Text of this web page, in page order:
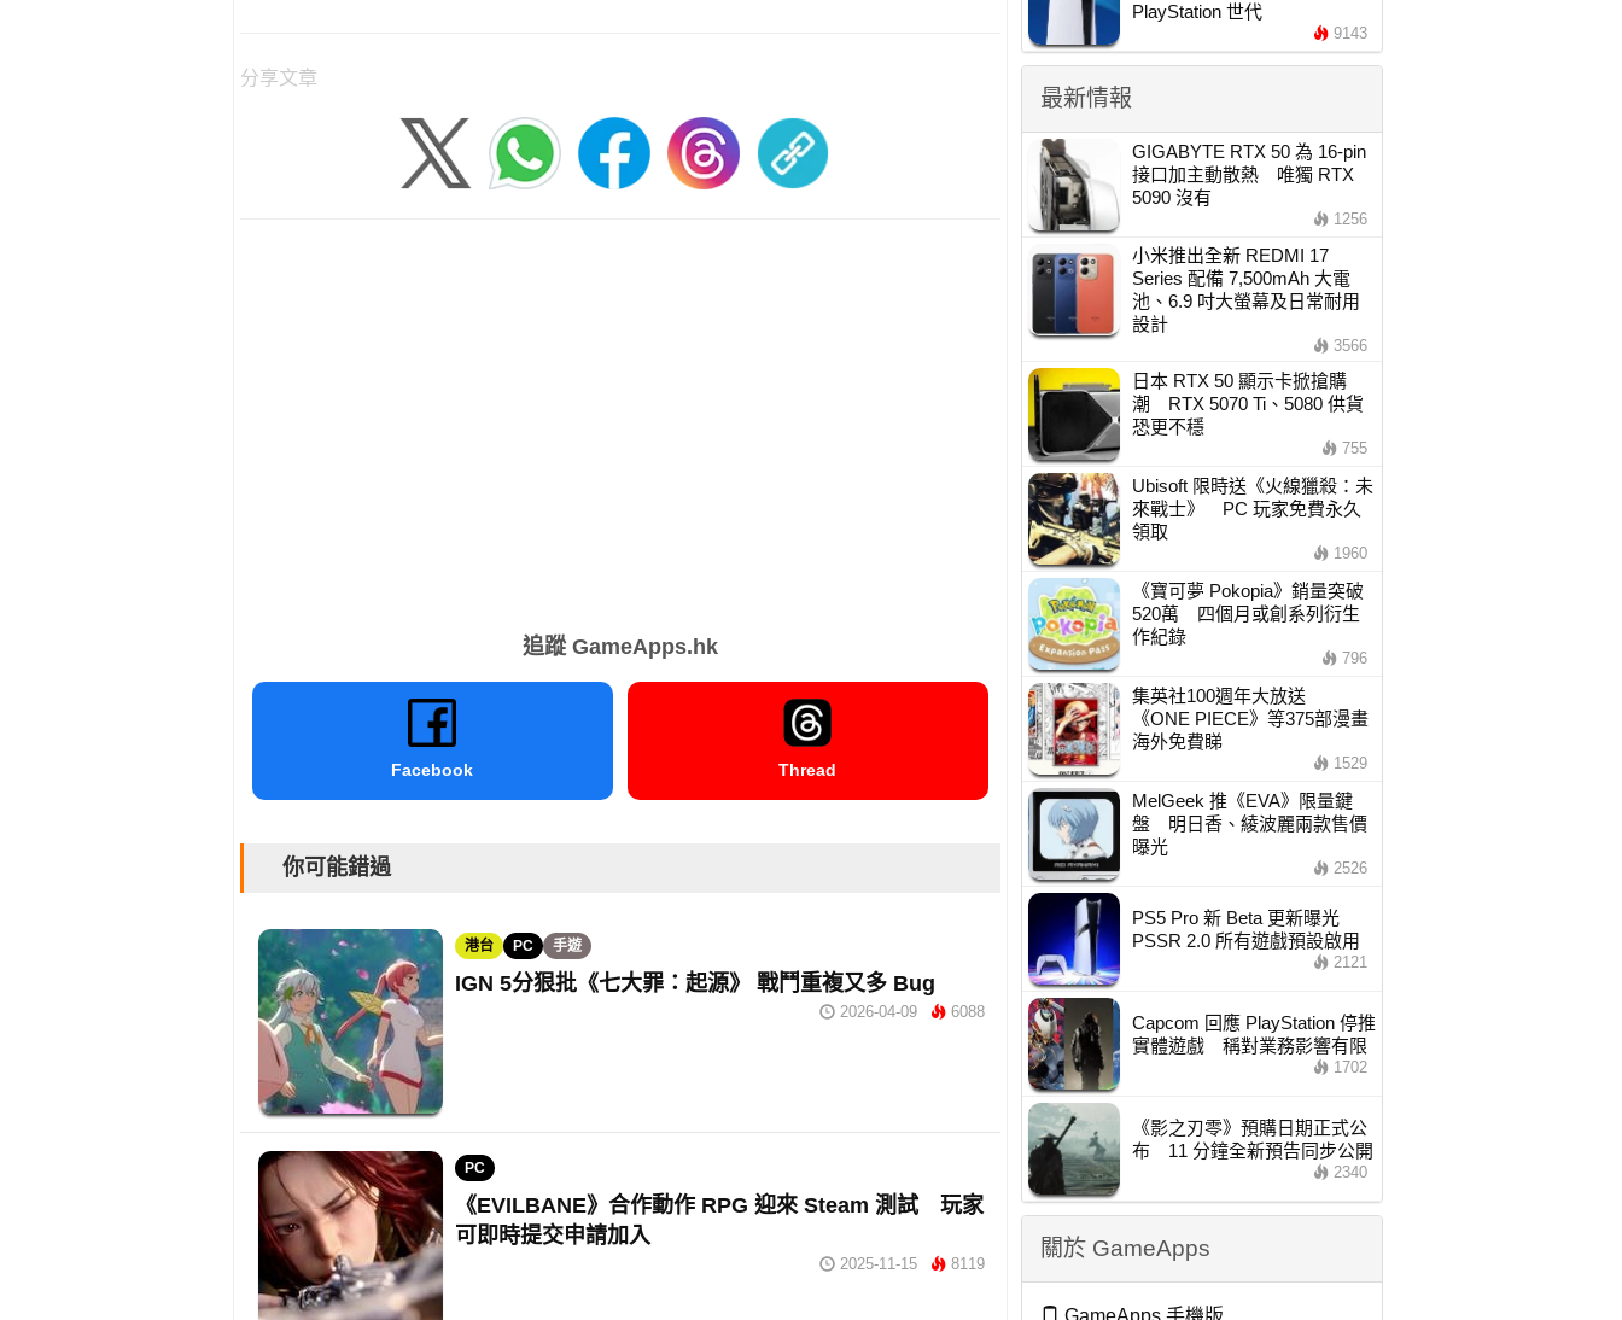
分享文章
追蹤 GameApps.hk
Facebook Thread
你可能錯過
港台 PC 手遊
IGN 5分狠批《七大罪：起源》 戰鬥重複又多 Bug
2026-04-09 6088
PC
《EVILBANE》合作動作 RPG 迎來 Steam 測試 玩家
可即時提交申請加入
2025-11-15 8119
PlayStation 世代
9143
最新情報
GIGABYTE RTX 50 為 16-pin
接口加主動散熱 唯獨 RTX
5090 沒有
1256
小米推出全新 REDMI 17
Series 配備 7,500mAh 大電
池、6.9 吋大螢幕及日常耐用
設計
3566
日本 RTX 50 顯示卡掀搶購
潮 RTX 5070 Ti、5080 供貨
恐更不穩
755
Ubisoft 限時送《火線獵殺：未
來戰士》 PC 玩家免費永久
領取
1960
《寶可夢 Pokopia》銷量突破
520萬 四個月或創系列衍生
作紀錄
796
集英社100週年大放送
《ONE PIECE》等375部漫畫
海外免費睇
1529
MelGeek 推《EVA》限量鍵
盤 明日香、綾波麗兩款售價
曝光
2526
PS5 Pro 新 Beta 更新曝光
PSSR 2.0 所有遊戲預設啟用
2121
Capcom 回應 PlayStation 停推
實體遊戲 稱對業務影響有限
1702
《影之刃零》預購日期正式公
布 11 分鐘全新預告同步公開
2340
關於 GameApps
GameApps 手機版